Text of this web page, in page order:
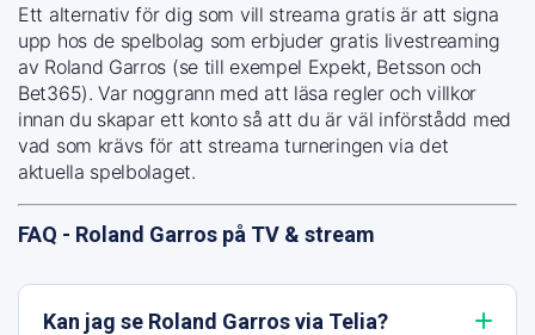
Ett alternativ för dig som vill streama gratis är att signa
upp hos de spelbolag som erbjuder gratis livestreaming
av Roland Garros (se till exempel Expekt, Betsson och
Bet365). Var noggrann med att läsa regler och villkor
innan du skapar ett konto så att du är väl införstådd med
vad som krävs för att streama turneringen via det
aktuella spelbolaget.
FAQ - Roland Garros på TV & stream
Kan jag se Roland Garros via Telia?